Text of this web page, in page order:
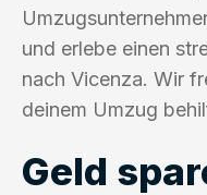
und erlebe einen
nach Vicenza. Wir
deinem Umzug
Geld